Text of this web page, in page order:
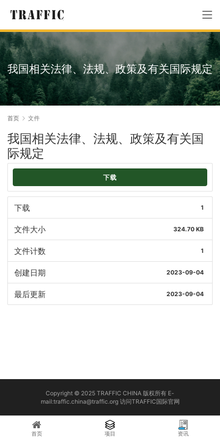
我国相关法律、法规、政策及有关国际规定
首页 文件
我国相关法律、法规、政策及有关国
际规定
下载
下载 1
文件大小 324.70 KB
文件计数 1
创建日期 2023-09-04
最后更新 2023-09-04
Copyright © 2025 TRAFFIC CHINA 版权所有 E-
mail:traffic.china@traffic.org 访问TRAFFIC国际官网
首页 项目 资讯